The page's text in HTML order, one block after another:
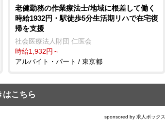
老健勤務の作業療法士/地域に根差して働く
時給1932円・駅徒歩5分生活期リハで在宅復
帰を支援
社会医療法人財団 仁医会
時給1,932円～
アルバイト・パート / 東京都
はこちら
sponsored by 求人ボックス